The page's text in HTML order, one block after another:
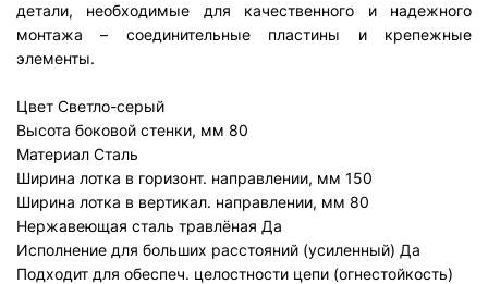
детали, необходимые для качественного и надежного
монтажа – соединительные пластины и крепежные
элементы.
Цвет Светло-серый
Высота боковой стенки, мм 80
Материал Сталь
Ширина лотка в горизонт. направлении, мм 150
Ширина лотка в вертикал. направлении, мм 80
Нержавеющая сталь травлёная Да
Исполнение для больших расстояний (усиленный) Да
Подходит для обеспеч. целостности цепи (огнестойкость)